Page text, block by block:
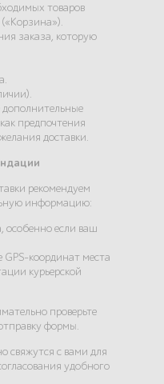
товаров
заказа, которую
дополнительные
предпочтения
доставки.
рекомендуем
информацию:
особенно если ваш
координат места
курьерской
проверьте
формы.
свяжутся с вами для
удобного